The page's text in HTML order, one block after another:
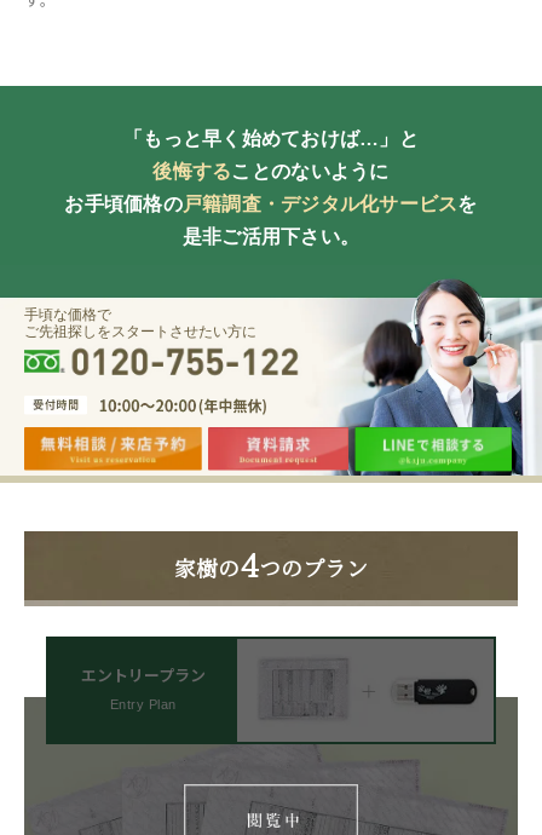
「もっと早く始めておけば…」と
後悔することのないように
お手頃価格の戸籍調査・デジタル化サービスを
是非ご活用下さい。
手頃な価格で
ご先祖探しをスタートさせたい方に
家樹の4つのプラン
エントリープラン
Entry Plan